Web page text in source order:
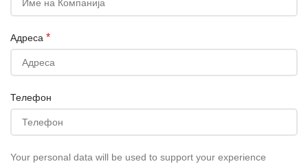
Адреса *
Телефон
Your personal data will be used to support your experience